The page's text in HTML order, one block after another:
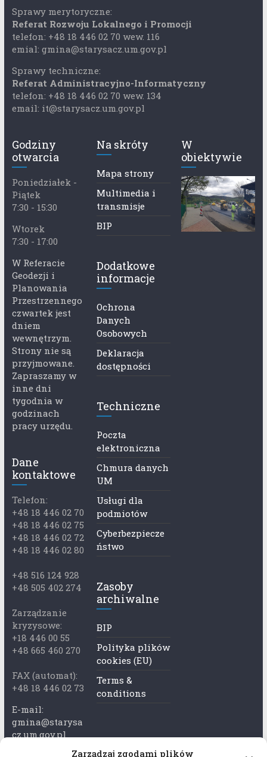
Zarządzaj zgodami plików
Sprawy merytoryczne:
Referat Rozwoju Lokalnego i Promocji
telefon: +48 18 446 02 70 wew. 116
emial: gmina@starysacz.um.gov.pl
Sprawy techniczne:
Referat Administracyjno-Informatyczny
telefon: +48 18 446 02 70 wew. 134
email: it@starysacz.um.gov.pl
Godziny
otwarcia
Poniedziałek -
Piątek
7:30 - 15:30
Wtorek
7:30 - 17:00
W Referacie
Geodezji i
Planowania
Przestrzennego
czwartek jest
dniem
wewnętrzym.
Strony nie są
przyjmowane.
Zapraszamy w
inne dni
tygodnia w
godzinach
pracy urzędu.
Dane
kontaktowe
Telefon:
+48 18 446 02 70
+48 18 446 02 75
+48 18 446 02 72
+48 18 446 02 80
+48 516 124 928
+48 505 402 274
Zarządzanie
kryzysowe:
+18 446 00 55
+48 665 460 270
FAX (automat):
+48 18 446 02 73
E-mail:
gmina@starysa
cz.um.gov.pl
Na skróty
Mapa strony
Multimedia i
transmisje
BIP
Dodatkowe
informacje
Ochrona
Danych
Osobowych
Deklaracja
dostępności
Techniczne
Poczta
elektroniczna
Chmura danych
UM
Usługi dla
podmiotów
Cyberbezpiecze
ństwo
Zasoby
archiwalne
BIP
Polityka plików
cookies (EU)
Terms &
conditions
W
obiektywie